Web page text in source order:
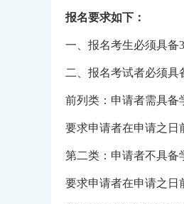
报名要求如下：
一、报名考生必须具备
二、报名考试者必须具
前列类：申请者需具备
要求申请者在申请之日
第二类：申请者不具备
要求申请者在申请之日